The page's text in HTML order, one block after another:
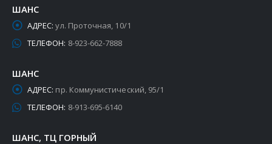
ШАНС
АДРЕС: ул. Проточная, 10/1
ТЕЛЕФОН: 8-923-662-7888
ШАНС
АДРЕС: пр. Коммунистический, 95/1
ТЕЛЕФОН: 8-913-695-6140
ШАНС, ТЦ ГОРНЫЙ